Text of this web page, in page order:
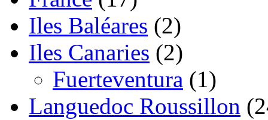
Iles Baléares (2)
Iles Canaries (2)
Fuerteventura (1)
Languedoc Roussillon